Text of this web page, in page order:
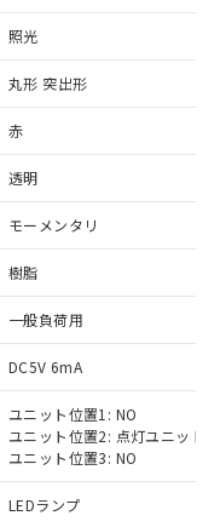
照光
丸形 突出形
赤
透明
モーメンタリ
樹脂
一般負荷用
DC5V 6mA
ユニット位置1: NO
ユニット位置2: 点灯ユニット
ユニット位置3: NO
LEDランプ